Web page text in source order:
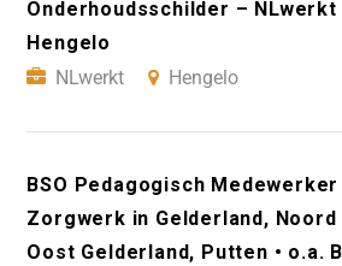
Onderhoudsschilder – NLwerkt
Hengelo
NLwerkt
Hengelo
BSO Pedagogisch
Zorgwerk in Gelderland, Noord
Oost Gelderland, Putten • o.a.